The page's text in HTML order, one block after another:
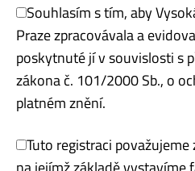
Souhlasím s tím, aby
Praze zpracovávala a
poskytnuté jí v souvislosti s
zákona č. 101/2000 Sb., o
platném znění.
Tuto registraci